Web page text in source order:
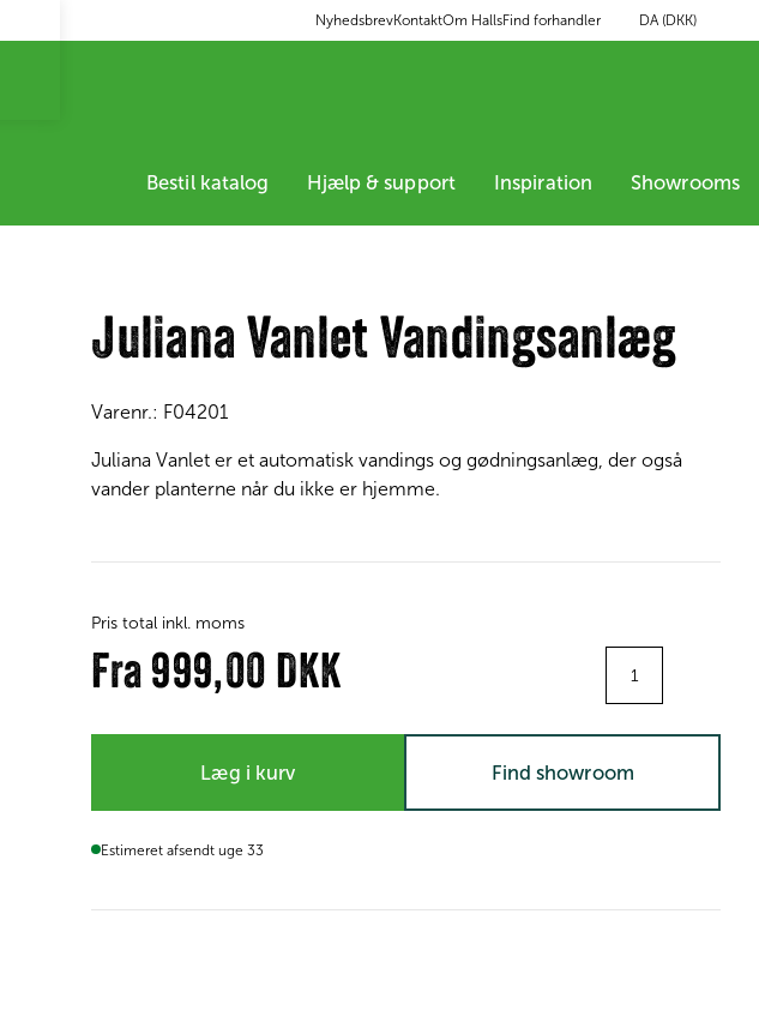
NyhedsbrevKontaktOm HallsFind forhandler DA (DKK)
Bestil katalog Hjælp & support Inspiration Showrooms
Juliana Vanlet Vandingsanlæg
Varenr.: F04201
Juliana Vanlet er et automatisk vandings og gødningsanlæg, der også
vander planterne når du ikke er hjemme.
Pris total inkl. moms
Fra 999,00 DKK
Læg i kurv Find showroom
Estimeret afsendt uge 33